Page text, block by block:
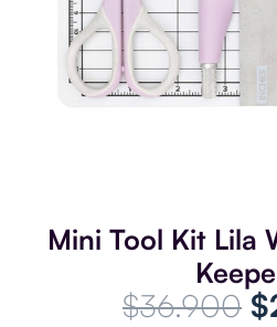
Mini Tool Kit Lila
$36.900 El
$